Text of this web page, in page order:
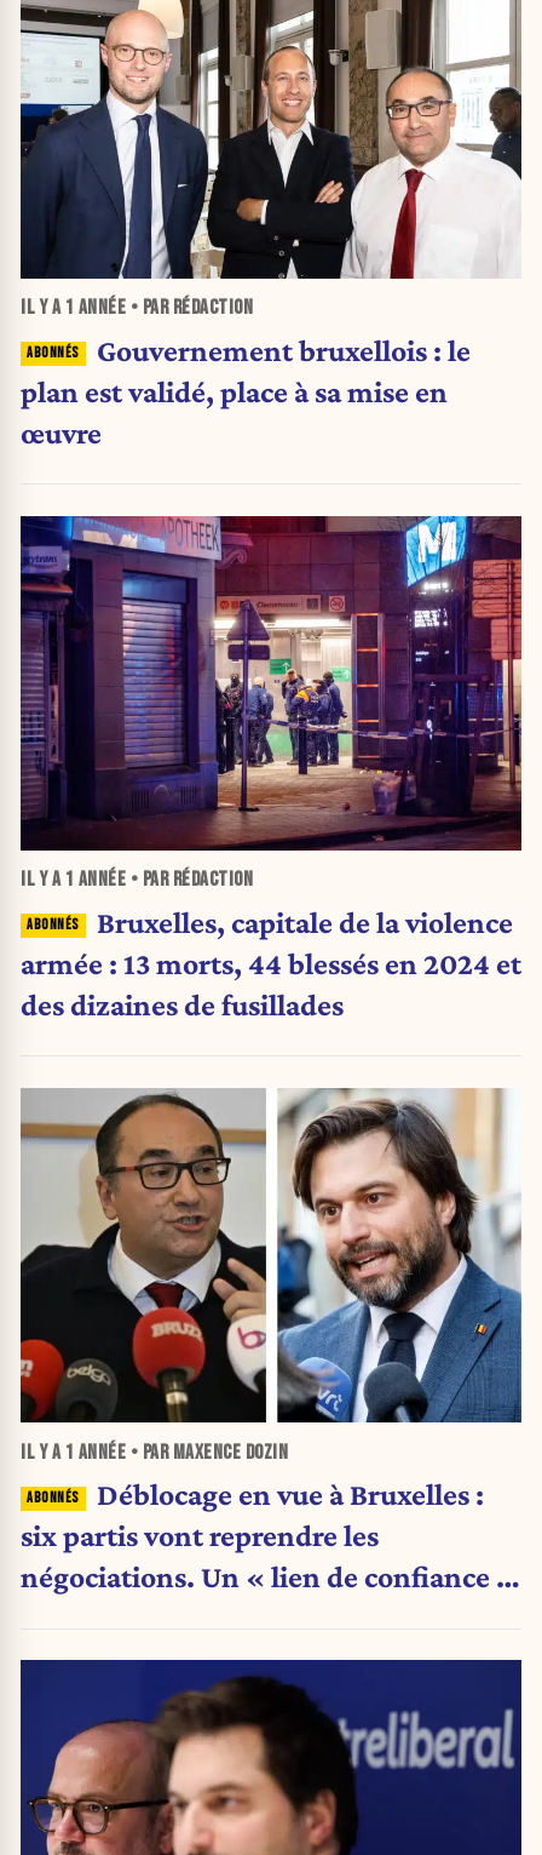
IL Y A 1 ANNÉE • PAR RÉDACTION
Gouvernement bruxellois : le
plan est validé, place à sa mise en
œuvre
IL Y A 1 ANNÉE • PAR RÉDACTION
Bruxelles, capitale de la violence
armée : 13 morts, 44 blessés en 2024 et
des dizaines de fusillades
IL Y A 1 ANNÉE • PAR MAXENCE DOZIN
Déblocage en vue à Bruxelles :
six partis vont reprendre les
négociations. Un « lien de confiance »